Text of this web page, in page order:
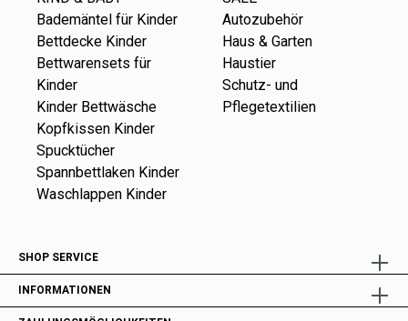
Bademäntel für Kinder
Bettdecke Kinder
Bettwarensets für
Kinder
Kinder Bettwäsche
Kopfkissen Kinder
Spucktücher
Spannbettlaken Kinder
Waschlappen Kinder
Autozubehör
Haus & Garten
Haustier
Schutz- und
Pflegetextilien
SHOP SERVICE
INFORMATIONEN